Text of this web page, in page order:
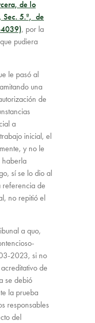
de lo
Sec. 5.ª, de
, por la
pudiera
le pasó al
una
de
a
inicial, el
y no le
haberla
sí se lo dio al
referencia de
no repitió el
a quo,
2023, si no
de
se debió
la prueba
responsables
del